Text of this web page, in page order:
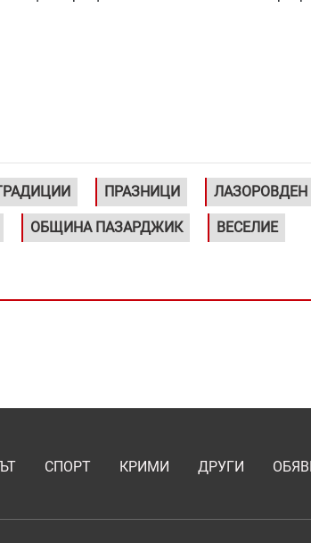
ПРАЗНИЦИ ЛАЗОРОВДЕН
ОБЩИНА ПАЗАРДЖИК ВЕСЕЛИЕ
СПОРТ КРИМИ ДРУГИ